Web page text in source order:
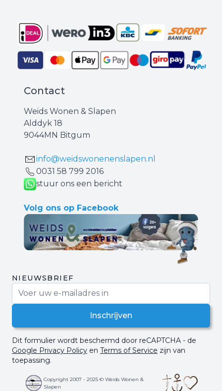
Contact
Weids Wonen & Slapen
Alddyk 18
9044MN Bitgum
info@weidswonenenslapen.nl
0031 ‪58 799 2016‬
stuur ons een bericht
Volg ons op Facebook
NIEUWSBRIEF
Inschrijven
Dit formulier wordt beschermd door reCAPTCHA - de
Google Privacy Policy en Terms of Service zijn van
toepassing.
Copyright 2007 - 2025 © Weids Wonen &
Slapen